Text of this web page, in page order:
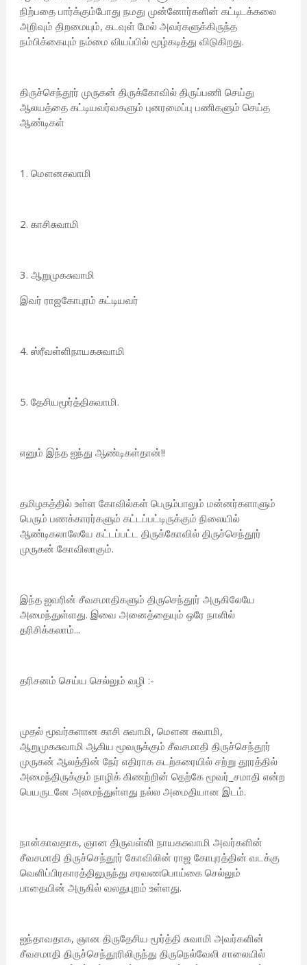
நிற்பதை பார்க்கும்போது நமது முன்னோர்களின் கட்டிடக்கலை
அறிவும் திறமையும், கடவுள் மேல் அவர்களுக்கிருந்த
நம்பிக்கையும் நம்மை வியப்பில் மூழ்கடித்து விடுகிறது.
திருச்செந்தூர் முருகன் திருக்கோவில் திருப்பணி செய்து
ஆலயத்தை கட்டியவர்வகளும் புனரமைப்பு பணிகளும் செய்த
ஆண்டிகள்
1. மௌனசுவாமி
2. காசிசுவாமி
3. ஆறுமுகசுவாமி
இவர் ராஜகோபுரம் கட்டியவர்
4. ஸ்ரீவள்ளிநாயகசுவாமி
5. தேசியமூர்த்திசுவாமி.
எனும் இந்த ஐந்து ஆண்டிகள்தான்!!
தமிழகத்தில் உள்ள கோவில்கள் பெரும்பாலும் மன்னர்களாளும்
பெரும் பணக்காரர்களும் கட்டப்பட்டிருக்கும் நிலையில்
ஆண்டிகலாலேயே கட்டப்பட்ட திருக்கோவில் திருச்செந்தூர்
முருகன் கோவிலாகும்.
இந்த ஐவரின் சீவசமாதிகளும் திருசெந்தூர் அருகிலேயே
அமைந்துள்ளது. இவை அனைத்தையும் ஒரே நாளில்
தரிசிக்கலாம்...
தரிசனம் செய்ய செல்லும் வழி :-
முதல் மூவர்களான காசி சுவாமி, மௌன சுவாமி,
ஆறுமுகசுவாமி ஆகிய மூவருக்கும் சீவசமாதி திருச்செந்தூர்
முருகன் ஆலத்தின் நேர் எதிராக கடற்கரையில் சற்று தூரத்தில்
அமைந்திருக்கும் நாழிக் கிணற்றின் தெற்கே மூவர்_சமாதி என்ற
பெயருடனே அமைந்துள்ளது நல்ல அமைதியான இடம்.
நான்காவதாக, ஞான திருவள்ளி நாயகசுவாமி அவர்களின்
சீவசமாதி திருச்செந்தூர் கோவிலின் ராஜ கோபுரத்தின் வடக்கு
வெளிப்பிரகாரத்திலுருந்து சரவணபொய்கை செல்லும்
பாதையின் அருகில் வலதுபுறம் உள்ளது.
ஐந்தாவதாக, ஞான திருதேசிய மூர்த்தி சுவாமி அவர்களின்
சீவசமாதி திருச்செந்தூரிலிருந்து திருநெல்வேலி சாலையில்